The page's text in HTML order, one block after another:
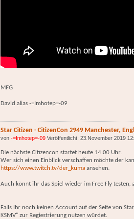
MFG
David alias -=Imhotep=-09
Star Citizen - CitizenCon 2949 Manchester,
von-=Imhotep=-09 Veröffentlicht: 23.November 2019
Die nächste Citizencon startet heute 14:00 Uhr.
Wer sich einen Einblick verschaffen möchte der
https://www.twitch.tv/der_kuma ansehen.
Auch könnt ihr das Spiel wieder im Free Fly testen,
Falls Ihr noch keinen Account auf der Seite von
KSMV" zur Regiestrierung nutzen würdet.